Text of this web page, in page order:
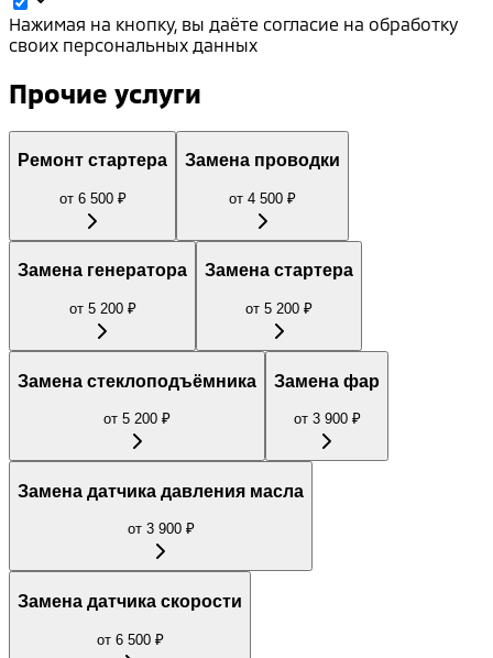
Нажимая на кнопку, вы даёте согласие на обработку
своих персональных данных
Прочие услуги
Ремонт стартера
от 6 500₽
Замена проводки
от 4 500 ₽
Замена генератора
от 5 200₽
Замена стартера
от 5 200 ₽
Замена стеклоподъёмника
от 5 200 ₽
Замена фар
от 3 900₽
Замена датчика давления масла
от 3 900₽
Замена датчика скорости
от 6 500₽